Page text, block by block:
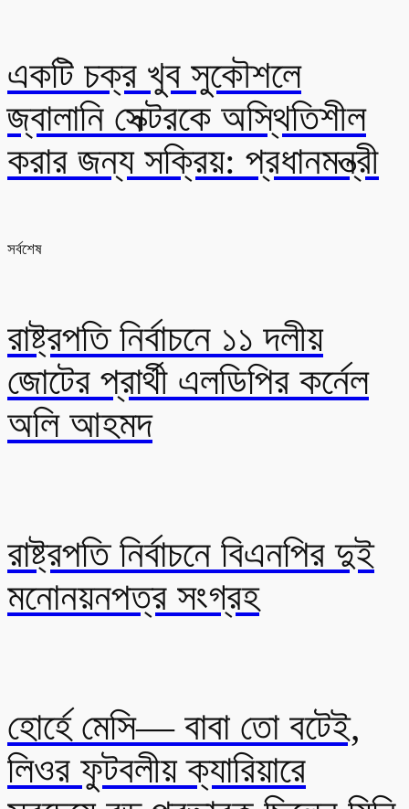
একটি চক্র খুব সুকৌশলে
জ্বালানি সেক্টরকে অস্থিতিশীল
করার জন্য সক্রিয়: প্রধানমন্ত্রী
সর্বশেষ
রাষ্ট্রপতি নির্বাচনে ১১ দলীয়
জোটের প্রার্থী এলডিপির কর্নেল
অলি আহমদ
রাষ্ট্রপতি নির্বাচনে বিএনপির দুই
মনোনয়নপত্র সংগ্রহ
হোর্হে মেসি— বাবা তো বটেই,
লিওর ফুটবলীয় ক্যারিয়ারে